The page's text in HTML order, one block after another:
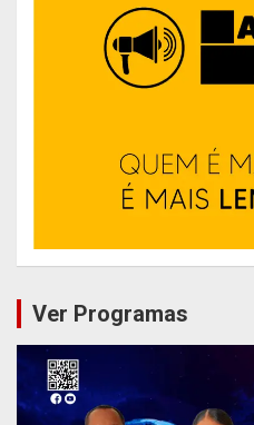
Ver Programas